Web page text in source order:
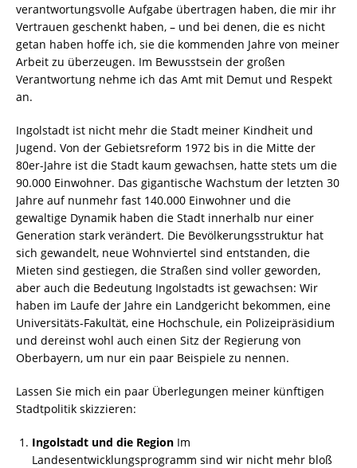
verantwortungsvolle Aufgabe übertragen haben, die mir ihr
Vertrauen geschenkt haben, – und bei denen, die es nicht
getan haben hoffe ich, sie die kommenden Jahre von meiner
Arbeit zu überzeugen. Im Bewusstsein der großen
Verantwortung nehme ich das Amt mit Demut und Respekt
an.
Ingolstadt ist nicht mehr die Stadt meiner Kindheit und
Jugend. Von der Gebietsreform 1972 bis in die Mitte der
80er-Jahre ist die Stadt kaum gewachsen, hatte stets um die
90.000 Einwohner. Das gigantische Wachstum der letzten 30
Jahre auf nunmehr fast 140.000 Einwohner und die
gewaltige Dynamik haben die Stadt innerhalb nur einer
Generation stark verändert. Die Bevölkerungsstruktur hat
sich gewandelt, neue Wohnviertel sind entstanden, die
Mieten sind gestiegen, die Straßen sind voller geworden,
aber auch die Bedeutung Ingolstadts ist gewachsen: Wir
haben im Laufe der Jahre ein Landgericht bekommen, eine
Universitäts-Fakultät, eine Hochschule, ein Polizeipräsidium
und dereinst wohl auch einen Sitz der Regierung von
Oberbayern, um nur ein paar Beispiele zu nennen.
Lassen Sie mich ein paar Überlegungen meiner künftigen
Stadtpolitik skizzieren:
Ingolstadt und die Region Im
Landesentwicklungsprogramm sind wir nicht mehr bloß